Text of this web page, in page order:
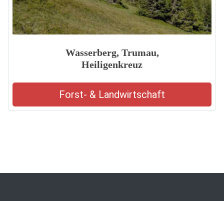
Wasserberg, Trumau,
Heiligenkreuz
Forst- & Landwirtschaft